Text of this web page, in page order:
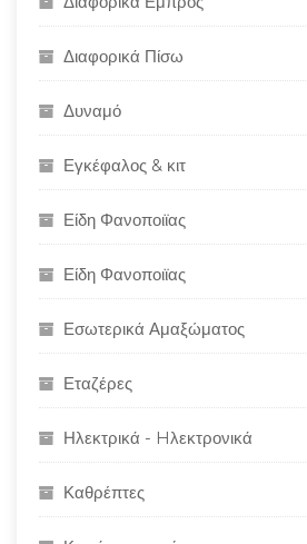
Διαφορικά Πίσω
Δυναμό
Εγκέφαλος & κιτ
Είδη Φανοποιϊας
Είδη Φανοποιϊας
Εσωτερικά Αμαξώματος
Εταζέρες
Ηλεκτρικά - Hλεκτρονικά
Καθρέπτες